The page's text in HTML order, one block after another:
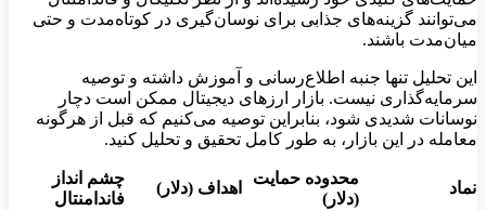
می‌توانند گزینه‌های جذابی برای نوسان‌گیری در کوتاه‌مدت و حتی
میان‌مدت باشند.
این تحلیل تنها جنبه اطلاع‌رسانی و آموزش داشته و توصیه
سرمایه‌گذاری نیست. بازار ارزهای دیجیتال ممکن است دچار
نوسانات شدیدی شود، بنابراین توصیه می‌کنیم که قبل از هرگونه
معامله در این بازار، به طور کامل تحقیق و تحلیل کنید.
نماد
محدوده حمایت
(دلار)
اهداف (دلار)
چشم انداز
فاندامنتال